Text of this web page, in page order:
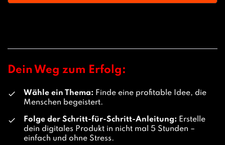
Dein Weg zum Erfolg:
Wähle ein Thema: Finde eine profitable Idee, die
Menschen begeistert.
Folge der Schritt-für-Schritt-Anleitung: Erstelle
dein digitales Produkt in nicht mal 5 Stunden –
einfach und ohne Stress.